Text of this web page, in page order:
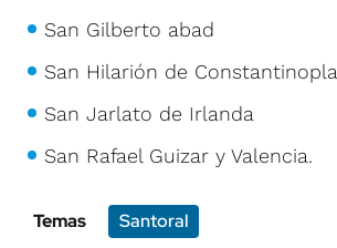
San Gilberto abad
San Hilarión de Constantinopla
San Jarlato de Irlanda
San Rafael Guizar y Valencia.
Temas Santoral